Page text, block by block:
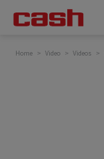
Home Video Videos